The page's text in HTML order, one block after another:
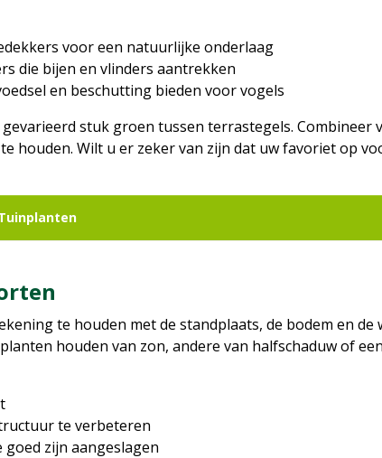
voor een natuurlijke onderlaag
die bijen en vlinders aantrekken
en beschutting bieden voor vogels
stuk groen tussen terrastegels. Combineer
Wilt u er zeker van zijn dat uw favoriet op
te houden met de standplaats, de bodem en de
houden van zon, andere van halfschaduw of
te verbeteren
zijn aangeslagen